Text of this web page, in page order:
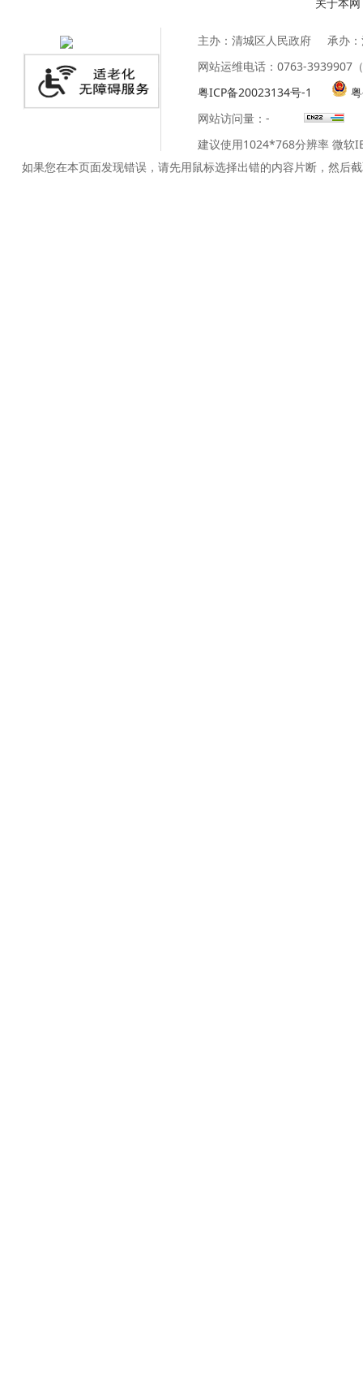
主办：清城区人民政府
承办
网站运维电话：0763-3939907
粤ICP备20023134号-1
网站访问量： -
建议使用1024*768分辨率 微软
如果您在本页面发现错误，请先用鼠标选择出错的内容片断，然后